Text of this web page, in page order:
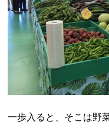
一歩入ると、そこは野